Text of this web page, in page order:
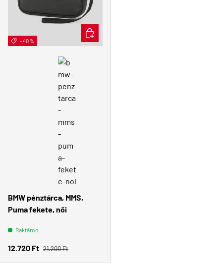
- 40 %
👩 Női
BMW pénztárca, MMS,
Puma fekete, női
Raktáron
Eladási ár
12.720 Ft Normál ár
21.200 Ft
KOSÁRBA